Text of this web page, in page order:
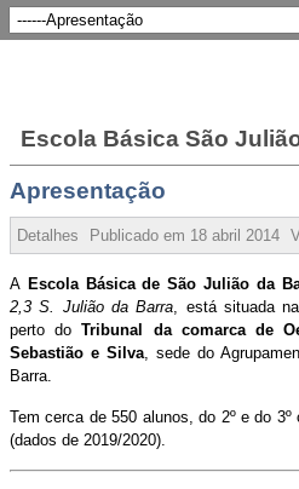
Escola Básica São
Apresentação
Detalhes Publicado em 18 abril 2014
A Escola Básica de São Julião da
2,3 S. Julião da Barra , está situada
perto doTribunal da comarca de
Sebastião e Silva, sede do
Barra.
Tem cerca de 550 alunos, do 2º e do
(dados de 2019/2020).